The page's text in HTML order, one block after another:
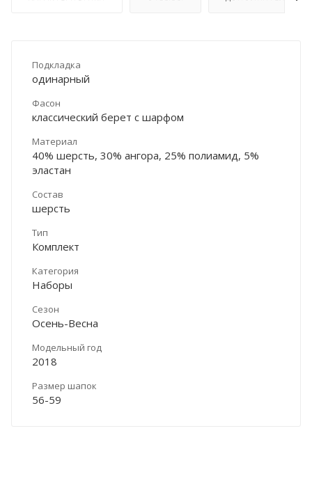
Подкладка
одинарный
Фасон
классический берет с шарфом
Материал
40% шерсть, 30% ангора, 25% полиамид, 5%
эластан
Состав
шерсть
Тип
Комплект
Категория
Наборы
Сезон
Осень-Весна
Модельный год
2018
Размер шапок
56-59